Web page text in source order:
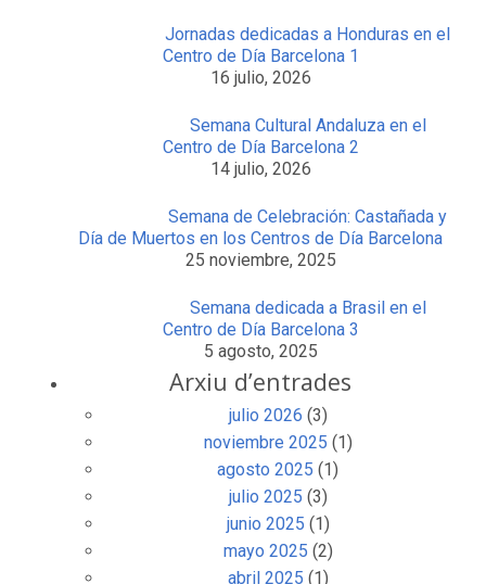
Jornadas dedicadas a Honduras en el
Centro de Día Barcelona 1
16 julio, 2026
Semana Cultural Andaluza en el
Centro de Día Barcelona 2
14 julio, 2026
Semana de Celebración: Castañada y
Día de Muertos en los Centros de Día Barcelona
25 noviembre, 2025
Semana dedicada a Brasil en el
Centro de Día Barcelona 3
5 agosto, 2025
Arxiu d’entrades
julio 2026 (3)
noviembre 2025 (1)
agosto 2025 (1)
julio 2025 (3)
junio 2025 (1)
mayo 2025 (2)
abril 2025 (1)